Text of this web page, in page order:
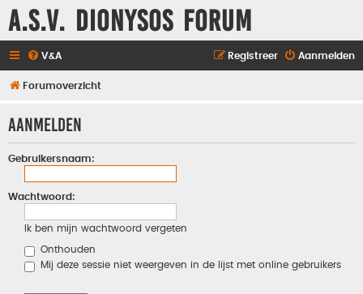
A.S.V. Dionysos Forum
V&A Aanmelden
Registreer
Forumoverzicht
Aanmelden
Gebruikersnaam:
Wachtwoord:
Ik ben mijn wachtwoord vergeten
Onthouden
Mij deze sessie niet weergeven in de lijst met online gebruikers